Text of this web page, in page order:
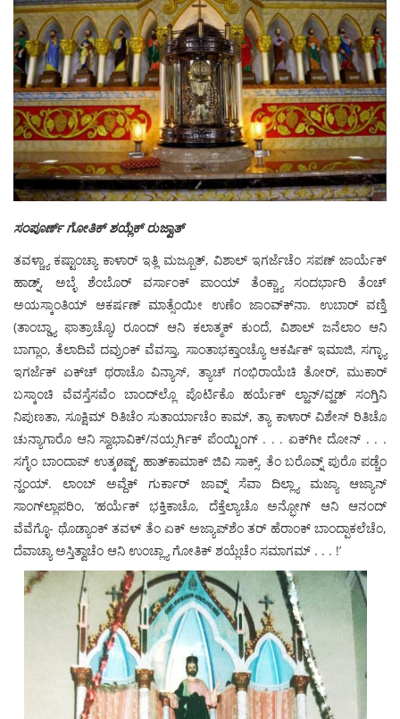
ಸಂಪೂರ್ಣ್ ಗೋತಿಕ್ ಶಯ್ಲೆಕ್ ರುಜ್ವಾತ್
ತವಳ್ಚ್ಯಾ ಕಷ್ಟಾಂಚ್ಯಾ ಕಾಳಾರ್ ಇತ್ಲಿ ಮಜ್ಬೂತ್, ವಿಶಾಲ್ ಇಗರ್ಜೆಚೆಂ ಸಪಣ್ ಜಾರ್ಯೆಕ್
ಹಾಡ್ನ್, ಅಬ್ಳೆ ಶೆಂಬೊರ್ ವರ್ಸಾಂಕ್ ಪಾಂಯ್ ತೆಂಕ್ಚ್ಯಾ ಸಂದರ್ಭಾರಿ ತೆಂಚ್
ಅಯಸ್ಕಾಂತಿಯ್ ಆಕರ್ಷಣ್ ಮಾತ್ಸೆಂಯೀ ಉಣೆಂ ಜಾಂವ್ಕ್‍ನಾ. ಉಬಾರ್ ವಣ್ತಿ
(ತಾಂಬ್ಡ್ಯಾ ಫಾತ್ರಾಚ್ಯೊ) ರೂಂದ್ ಆನಿ ಕಲಾತ್ಮಕ್ ಕುಂದೆ, ವಿಶಾಲ್ ಜನೆಲಾಂ ಆನಿ
ಬಾಗ್ಲಾಂ, ತೆಲಾದಿವೆ ದವ್ರುಂಕ್ ವೆವಸ್ತಾ, ಸಾಂತಾಭಕ್ತಾಂಚ್ಯೊ ಆಕರ್ಷಿಕ್ ಇಮಾಜಿ, ಸಗ್ಳ್ಯಾ
ಇಗರ್ಜೆಕ್ ಏಕ್‍ಚ್ ಥರಾಚೊ ವಿನ್ಯಾಸ್, ತ್ಯಾಚ್ ಗಂಭಿರಾಯೆಚಿ ತೋರ್, ಮುಕಾರ್
ಬಸ್ಕಾಂಚಿ ವೆವಸ್ತೆಸವೆಂ ಬಾಂದ್‍ಲ್ಲೊ ಪೊರ್ಟಿಕೊ ಹರ್ಯೆಕ್ ಲ್ಹಾನ್/ವ್ಹಡ್ ಸಂಗ್ತಿನಿ
ನಿಪುಣತಾ, ಸೂಕ್ಷಿಮ್ ರಿತಿಚೆಂ ಸುತಾರ್ಯಾಚೆಂ ಕಾಮ್, ತ್ಯಾ ಕಾಳಾರ್ ವಿಶೇಸ್ ರಿತಿಚೊ
ಚುನ್ಯಾಗಾರೊ ಆನಿ ಸ್ವಾಭಾವಿಕ್/ನಯ್ಸರ್ಗಿಕ್ ಪೆಂಯ್ಟಿಂಗ್ . . . ಏಕ್‍ಗೀ ದೋನ್ . . .
ಸಗ್ಳೆಂ ಬಾಂದಾಪ್ ಉತ್ಕøಷ್ಟ್, ಹಾತ್‍ಕಾಮಾಕ್ ಜಿವಿ ಸಾಕ್ಸ್. ತೆಂ ಬರೊವ್ನ್ ಪುರೊ ಪಡ್ಚೆಂ
ನ್ಹಂಯ್. ಲಾಂಬ್ ಅವ್ದೆಕ್ ಗುರ್ಕಾರ್ ಜಾವ್ನ್ ಸೆವಾ ದಿಲ್ಲ್ಯಾ ಮಜ್ಯಾ ಆಜ್ಯಾನ್
ಸಾಂಗ್‍ಲ್ಲಾಪರಿಂ, ‘ಹರ್ಯೆಕ್ ಭಕ್ತಿಕಾಚೊ, ದೆಕ್ತೆಲ್ಯಾಚೊ ಅನ್ಭೋಗ್ ಆನಿ ಆನಂದ್
ವೆವೆಗ್ಳೊ- ಥೊಡ್ಯಾಂಕ್ ತವಳ್ ತೆಂ ಏಕ್ ಅಜ್ಯಾಪ್‍ಶೆಂ ತರ್ ಹೆರಾಂಕ್ ಬಾಂದ್ಪಾಕಲೆಚೆಂ,
ದೆವಾಚ್ಯಾ ಅಸ್ತಿತ್ವಾಚೆಂ ಆನಿ ಉಂಚ್ಲ್ಯಾ ಗೋತಿಕ್ ಶಯ್ಲೆಚೆಂ ಸಮಾಗಮ್ . . . !’